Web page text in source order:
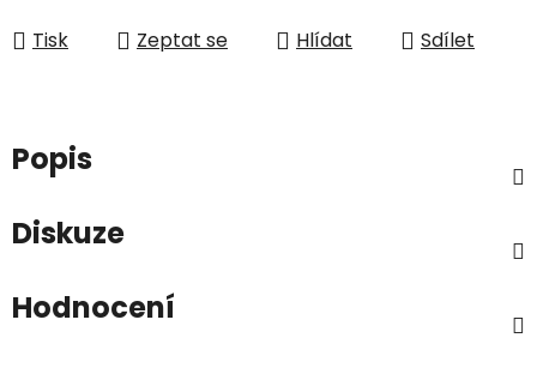
Tisk Zeptat se Hlídat Sdílet
Popis
Diskuze
Hodnocení